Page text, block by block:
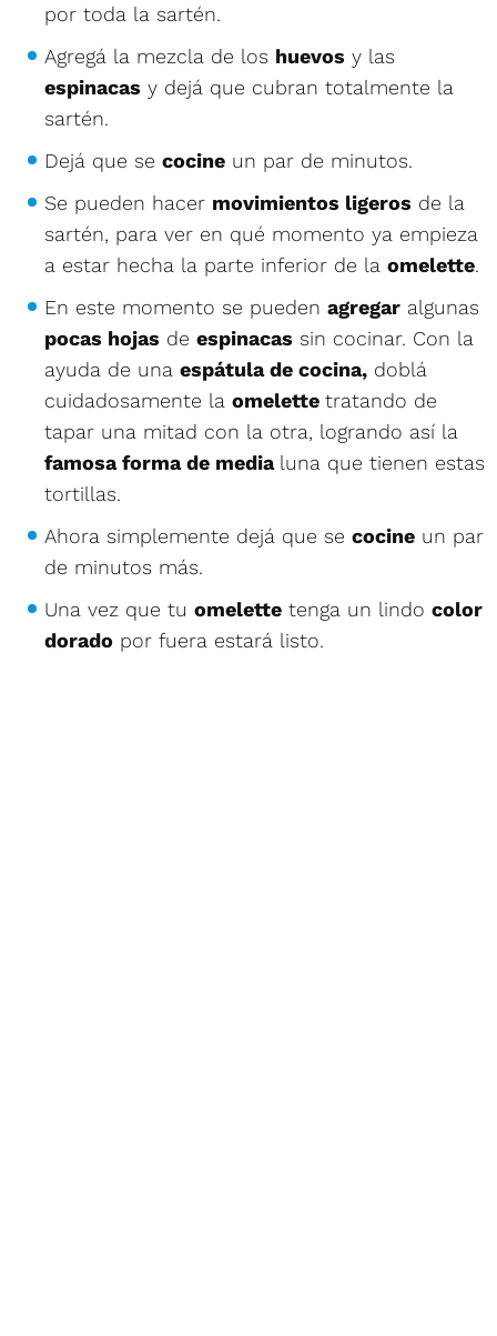
por toda la sartén.
Agregá la mezcla de los huevos y las
espinacas y dejá que cubran totalmente la
sartén.
Dejá que se cocine un par de minutos.
Se pueden hacer movimientos ligeros de la
sartén, para ver en qué momento ya empieza
a estar hecha la parte inferior de la omelette.
En este momento se pueden agregar algunas
pocas hojas de espinacas sin cocinar. Con la
ayuda de una espátula de cocina, doblá
cuidadosamente la omelette tratando de
tapar una mitad con la otra, logrando así la
famosa forma de media luna que tienen estas
tortillas.
Ahora simplemente dejá que se cocine un par
de minutos más.
Una vez que tu omelette tenga un lindo color
dorado por fuera estará listo.